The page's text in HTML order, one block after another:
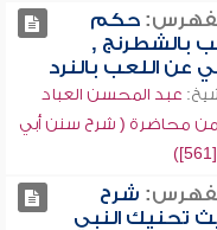
حكم
بالشطرنج ,
عن اللعب بالنرد
عبد المحسن العباد
محاضرة ( شرح سنن أبي
شرح
تحنيك النبي